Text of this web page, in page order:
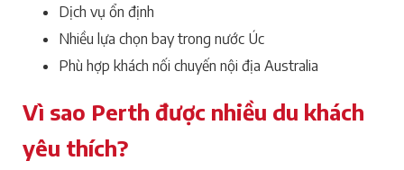
Dịch vụ ổn định
Nhiều lựa chọn bay trong nước Úc
Phù hợp khách nối chuyến nội địa Australia
Vì sao Perth được nhiều du khách
yêu thích?